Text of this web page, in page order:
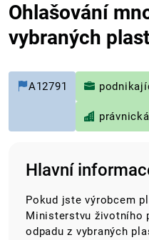
Ohlašování
vybraných
A12791
Hlavní
Pokud jste výrobcem
Ministerstvu životního
odpadu z vybraných